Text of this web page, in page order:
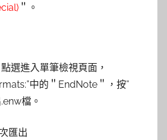
＂。
選進入單筆檢視頁面，
中的＂EndNote＂，按”
檔。
匯出